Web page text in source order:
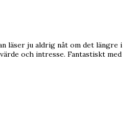
läser ju aldrig nåt om det längre i
och intresse. Fantastiskt med